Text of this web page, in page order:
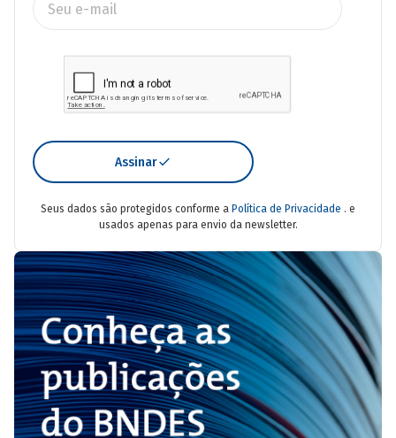
Assinar
Seus dados são protegidos conforme a Política de Privacidade . e
usados apenas para envio da newsletter.